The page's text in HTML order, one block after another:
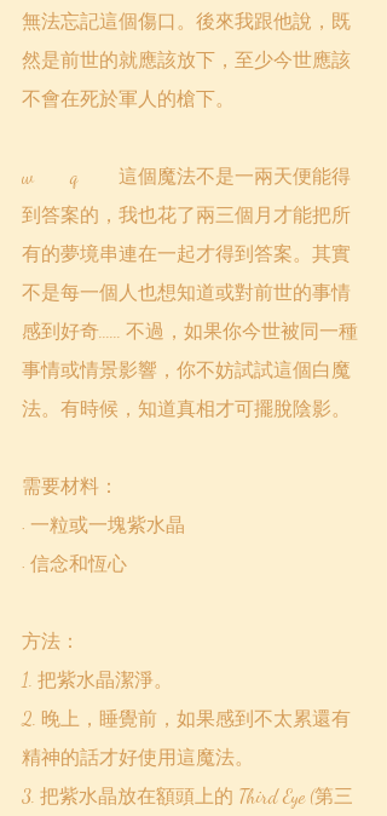
無法忘記這個傷口。後來我跟他說，既
然是前世的就應該放下，至少今世應該
不會在死於軍人的槍下。
w	q	這個魔法不是一兩天便能得
到答案的，我也花了兩三個月才能把所
有的夢境串連在一起才得到答案。其實
不是每一個人也想知道或對前世的事情
感到好奇...... 不過，如果你今世被同一種
事情或情景影響，你不妨試試這個白魔
法。有時候，知道真相才可擺脫陰影。
需要材料：
· 一粒或一塊紫水晶
· 信念和恆心
方法：
1. 把紫水晶潔淨。
2. 晚上，睡覺前，如果感到不太累還有
精神的話才好使用這魔法。
3. 把紫水晶放在額頭上的 Third Eye (第三